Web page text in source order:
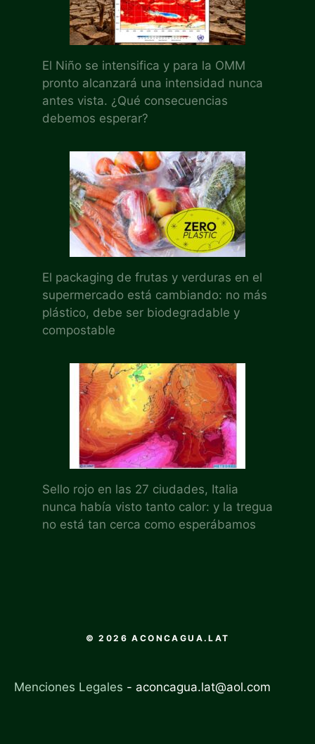
El Niño se intensifica y para la OMM
pronto alcanzará una intensidad nunca
antes vista. ¿Qué consecuencias
debemos esperar?
El packaging de frutas y verduras en el
supermercado está cambiando: no más
plástico, debe ser biodegradable y
compostable
Sello rojo en las 27 ciudades, Italia
nunca había visto tanto calor: y la tregua
no está tan cerca como esperábamos
© 2026 ACONCAGUA.LAT
Menciones Legales - aconcagua.lat@aol.com